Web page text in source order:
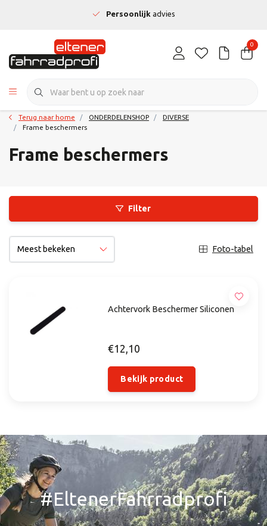
Persoonlijkadvies
0
Terug naar home ONDERDELENSHOP
DIVERSE
Frame beschermers
Frame beschermers
Filter
Foto-tabel
Achtervork Beschermer Siliconen
€12,10
Bekijk product
#EltenerFahrradprofi